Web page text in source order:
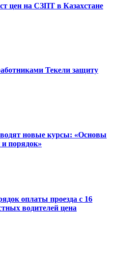
цен на СЗПТ в Казахстане
Текели защиту
новые курсы: «Основы
порядок»
оплаты проезда с 16
водителей цена